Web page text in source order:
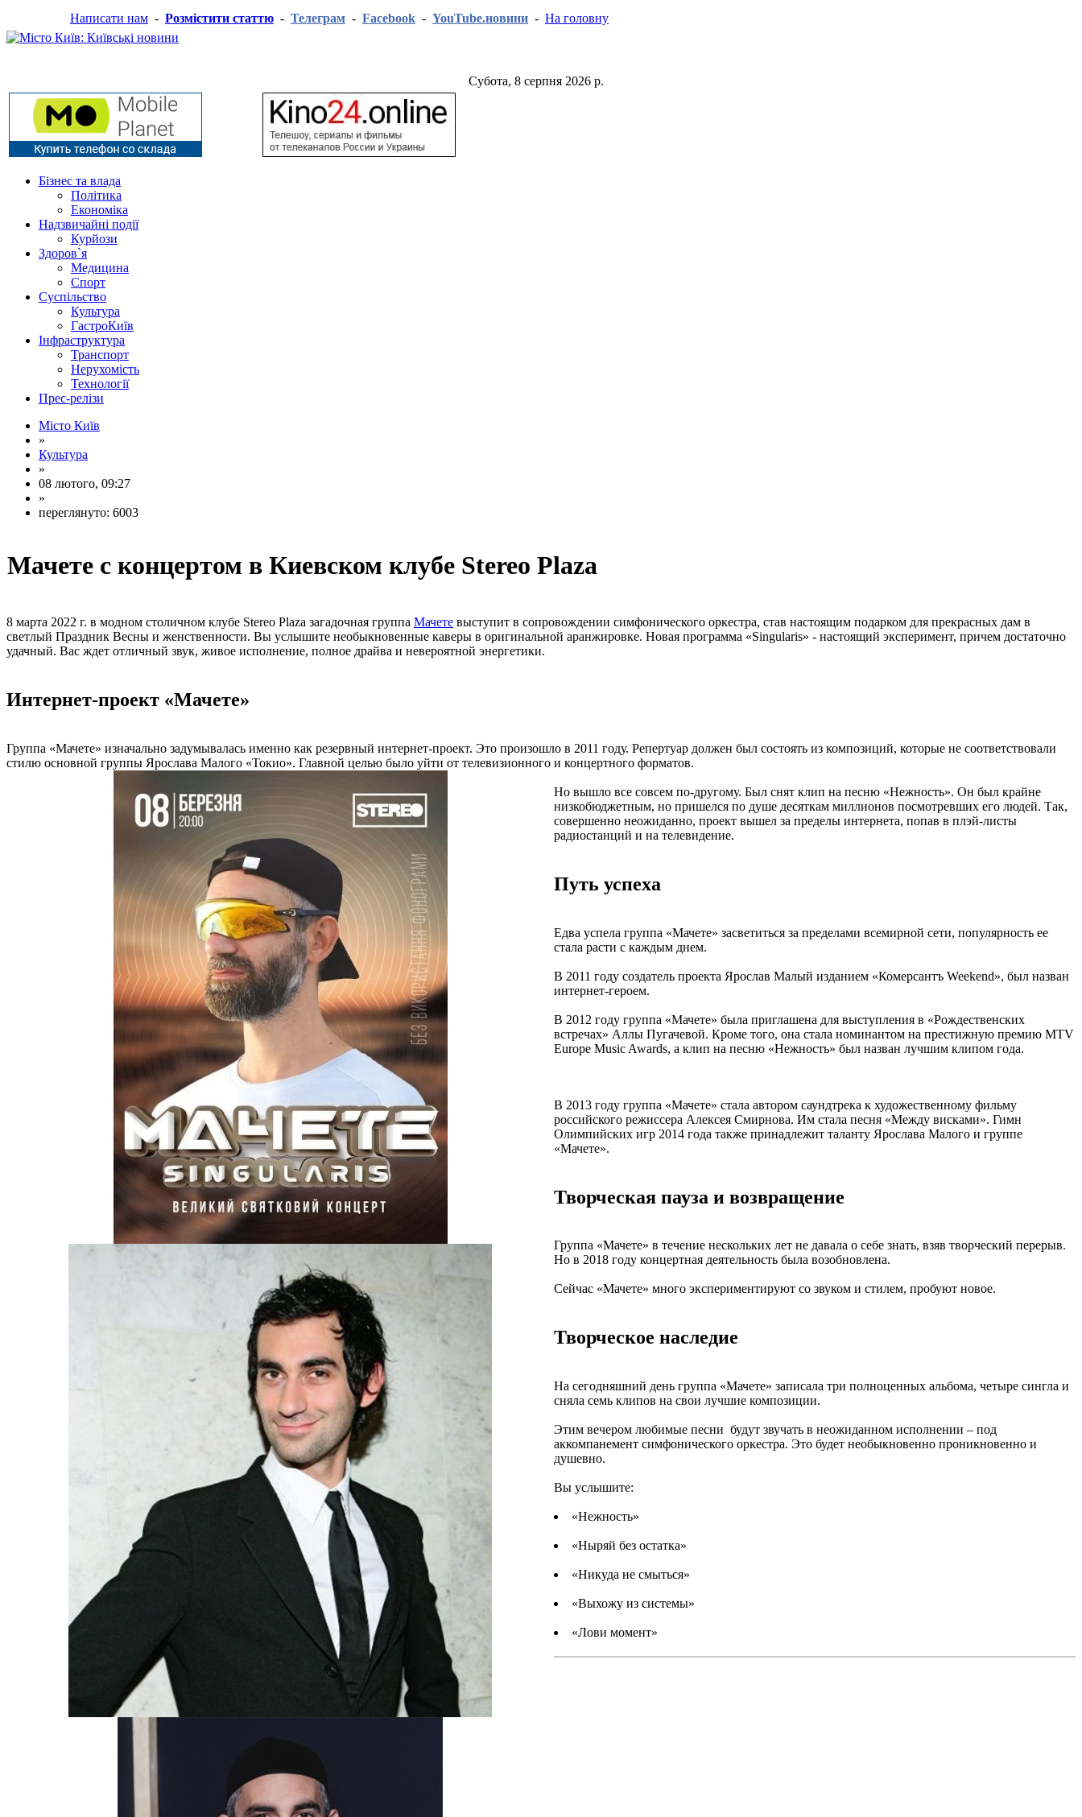
Написати нам - Розмістити статтю - Телеграм - Facebook - YouTube.новини - На головну
Субота, 8 серпня 2026 р.
Бізнес та влада
Політика
Економіка
Надзвичайні події
Курйози
Здоров`я
Медицина
Спорт
Суспільство
Культура
ГастроКиїв
Інфраструктура
Транспорт
Нерухомість
Технології
Прес-релізи
Місто Київ
»
Культура
»
08 лютого, 09:27
»
переглянуто: 6003
Мачете с концертом в Киевском клубе Stereo Plaza
8 марта 2022 г. в модном столичном клубе Stereo Plaza загадочная группа Мачете выступит в сопровождении симфонического оркестра, став настоящим подарком для прекрасных дам в
светлый Праздник Весны и женственности. Вы услышите необыкновенные каверы в оригинальной аранжировке. Новая программа «Singularis» - настоящий эксперимент, причем достаточно
удачный. Вас ждет отличный звук, живое исполнение, полное драйва и невероятной энергетики.
Интернет-проект «Мачете»
Группа «Мачете» изначально задумывалась именно как резервный интернет-проект. Это произошло в 2011 году. Репертуар должен был состоять из композиций, которые не соответствовали
стилю основной группы Ярослава Малого «Токио». Главной целью было уйти от телевизионного и концертного форматов.
Но вышло все совсем по-другому. Был снят клип на песню «Нежность». Он был крайне
низкобюджетным, но пришелся по душе десяткам миллионов посмотревших его людей. Так,
совершенно неожиданно, проект вышел за пределы интернета, попав в плэй-листы
радиостанций и на телевидение.
Путь успеха
Едва успела группа «Мачете» засветиться за пределами всемирной сети, популярность ее
стала расти с каждым днем.
В 2011 году создатель проекта Ярослав Малый изданием «Комерсантъ Weekend», был назван
интернет-героем.
В 2012 году группа «Мачете» была приглашена для выступления в «Рождественских
встречах» Аллы Пугачевой. Кроме того, она стала номинантом на престижную премию MTV
Europe Music Awards, а клип на песню «Нежность» был назван лучшим клипом года.
В 2013 году группа «Мачете» стала автором саундтрека к художественному фильму
российского режиссера Алексея Смирнова. Им стала песня «Между висками». Гимн
Олимпийских игр 2014 года также принадлежит таланту Ярослава Малого и группе
«Мачете».
Творческая пауза и возвращение
Группа «Мачете» в течение нескольких лет не давала о себе знать, взяв творческий перерыв.
Но в 2018 году концертная деятельность была возобновлена.
Сейчас «Мачете» много экспериментируют со звуком и стилем, пробуют новое.
Творческое наследие
На сегодняшний день группа «Мачете» записала три полноценных альбома, четыре сингла и
сняла семь клипов на свои лучшие композиции.
Этим вечером любимые песни будут звучать в неожиданном исполнении – под
аккомпанемент симфонического оркестра. Это будет необыкновенно проникновенно и
душевно.
Вы услышите:
«Нежность»
«Ныряй без остатка»
«Никуда не смыться»
«Выхожу из системы»
«Лови момент»